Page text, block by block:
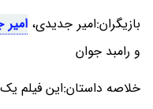
بازیگران:امیر جدیدی،
و رامبد جوان
خلاصه داستان:این فیلم